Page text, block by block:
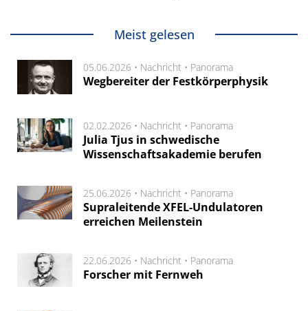
Meist gelesen
05.06.2026 • Nachricht • Panorama
Wegbereiter der Festkörperphysik
02.02.2026 • Nachricht • Panorama
Julia Tjus in schwedische
Wissenschaftsakademie berufen
25.06.2026 • Nachricht • Panorama
Supraleitende XFEL-Undulatoren
erreichen Meilenstein
22.06.2026 • Nachricht • Panorama
Forscher mit Fernweh